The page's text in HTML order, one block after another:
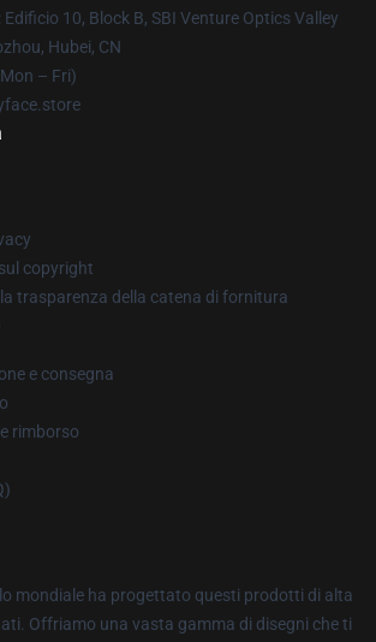
: Edificio 10, Block B, SBI Venture Optics Valley
Hubei, CN
– Fri)
copyright
trasparenza della catena di fornitura
e consegna
rimborso
mondiale ha progettato questi prodotti di alta
Offriamo una vasta gamma di disegni che ti